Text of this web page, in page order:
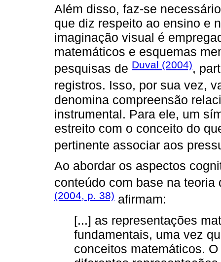
Além disso, faz-se
que diz respeito ao ensino e
imaginação visual é
matemáticos e esquemas
pesquisas de Duval (2004),
registros. Isso, por sua vez,
denomina compreensão
instrumental. Para ele, um
estreito com o conceito do
pertinente associar aos
Ao abordar os aspectos
conteúdo com base na teoria
(2004, p. 38) afirmam:
[...] as representações
fundamentais, uma vez
conceitos matemáticos.